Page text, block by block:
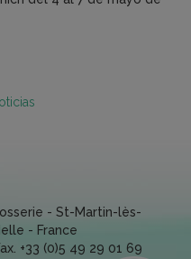
- St-Martin-lès-
- France
+33 (0)5 49 29 01 69